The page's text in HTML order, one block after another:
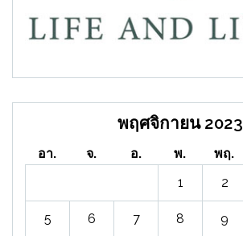
พฤศจิกายน 2023
อา. จ. อ. พ. พฤ.
1
2
5 6 7 8 9